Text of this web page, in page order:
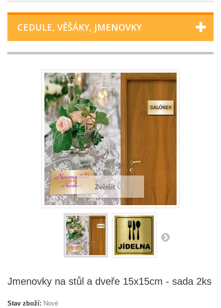
CEDULE, VĚŠÁKY, JMENOVKY
Zvětšit
Jmenovky na stůl a dveře 15x15cm - sada 2ks
Stav zboží: Nové